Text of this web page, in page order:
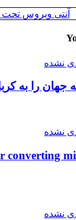
آنتی ویروس
نشده
جهان را به
نشده
converting
نشده